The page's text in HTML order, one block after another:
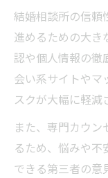
結婚相談所の信頼
進めるための大き
認や個人情報の徹
会い系サイトやマ
スクが大幅に軽減
また、専門カウ
るため、悩みや
できる第三者の意